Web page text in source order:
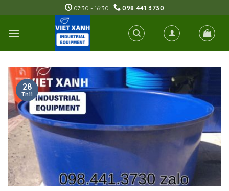
to
content
07:30 - 16:30 | 098.441.3730
28
Th11